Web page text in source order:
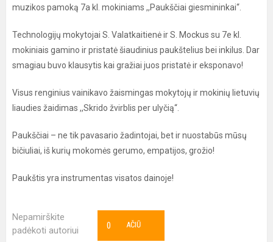
muzikos pamoką 7a kl. mokiniams ,,Paukščiai giesmininkai“.
Technologijų mokytojai S. Valatkaitienė ir S. Mockus su 7e kl.
mokiniais gamino ir pristatė šiaudinius paukštelius bei inkilus. Dar
smagiau buvo klausytis kai gražiai juos pristatė ir eksponavo!
Visus renginius vainikavo žaismingas mokytojų ir mokinių lietuvių
liaudies žaidimas ,,Skrido žvirblis per ulyčią“.
Paukščiai – ne tik pavasario žadintojai, bet ir nuostabūs mūsų
bičiuliai, iš kurių mokomės gerumo, empatijos, grožio!
Paukštis yra instrumentas visatos dainoje!
Nepamirškite
padėkoti autoriui
AČIŪ
0